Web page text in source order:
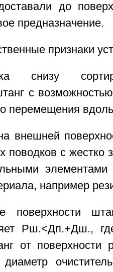
до
предназначение.
признаки
снизу
с
перемещения
внешней
поводков с жестко
например
поверхности
Рш.<Дп.+Дш.,
от